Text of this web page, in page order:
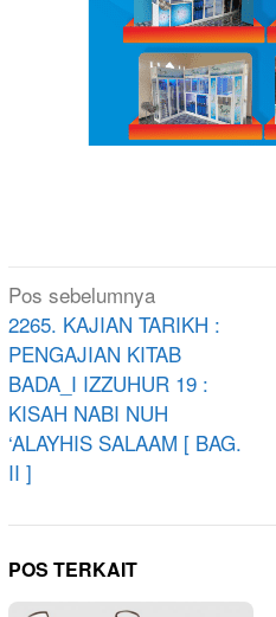
Navigasi
pos
Pos sebelumnya
2265. KAJIAN TARIKH :
PENGAJIAN KITAB
BADA_I IZZUHUR 19 :
KISAH NABI NUH
‘ALAYHIS SALAAM [ BAG.
II ]
POS TERKAIT